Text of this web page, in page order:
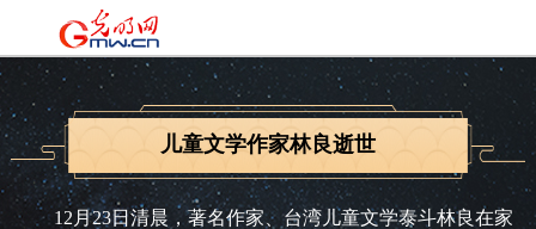
儿童文学作家林良逝世
12月23日清晨，著名作家、台湾儿童文学泰斗林良在家